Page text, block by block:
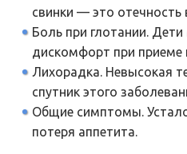
свинки — это отечность
Боль при глотании.
дискомфорт при приеме
Лихорадка. Невысокая
спутник этого
Общие симптомы.
потеря аппетита.